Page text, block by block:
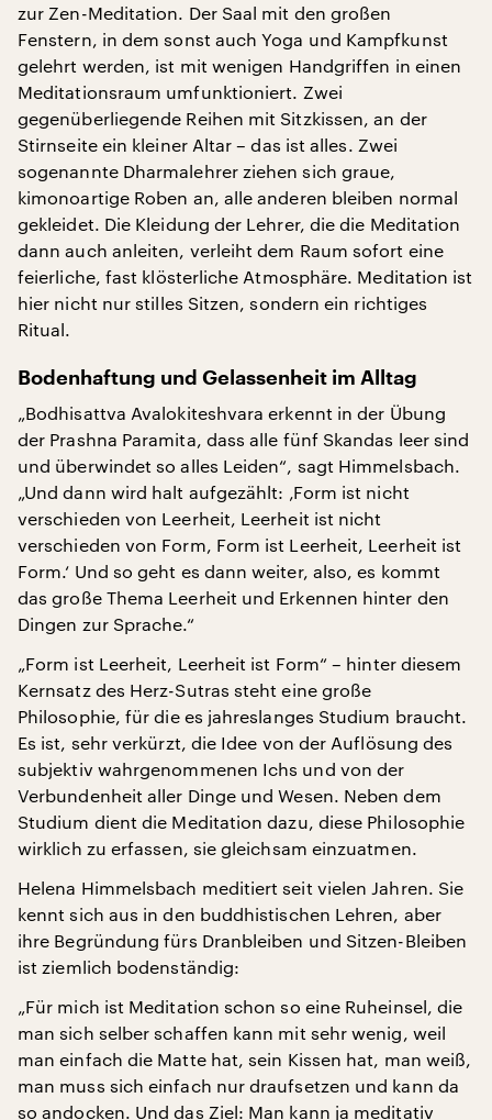
zur Zen-Meditation. Der Saal mit den großen
Fenstern, in dem sonst auch Yoga und Kampfkunst
gelehrt werden, ist mit wenigen Handgriffen in einen
Meditationsraum umfunktioniert. Zwei
gegenüberliegende Reihen mit Sitzkissen, an der
Stirnseite ein kleiner Altar – das ist alles. Zwei
sogenannte Dharmalehrer ziehen sich graue,
kimonoartige Roben an, alle anderen bleiben normal
gekleidet. Die Kleidung der Lehrer, die die Meditation
dann auch anleiten, verleiht dem Raum sofort eine
feierliche, fast klösterliche Atmosphäre. Meditation ist
hier nicht nur stilles Sitzen, sondern ein richtiges
Ritual.
Bodenhaftung und Gelassenheit im Alltag
„Bodhisattva Avalokiteshvara erkennt in der Übung
der Prashna Paramita, dass alle fünf Skandas leer sind
und überwindet so alles Leiden“, sagt Himmelsbach.
„Und dann wird halt aufgezählt: ‚Form ist nicht
verschieden von Leerheit, Leerheit ist nicht
verschieden von Form, Form ist Leerheit, Leerheit ist
Form.‘ Und so geht es dann weiter, also, es kommt
das große Thema Leerheit und Erkennen hinter den
Dingen zur Sprache.“
„Form ist Leerheit, Leerheit ist Form“ – hinter diesem
Kernsatz des Herz-Sutras steht eine große
Philosophie, für die es jahreslanges Studium braucht.
Es ist, sehr verkürzt, die Idee von der Auflösung des
subjektiv wahrgenommenen Ichs und von der
Verbundenheit aller Dinge und Wesen. Neben dem
Studium dient die Meditation dazu, diese Philosophie
wirklich zu erfassen, sie gleichsam einzuatmen.
Helena Himmelsbach meditiert seit vielen Jahren. Sie
kennt sich aus in den buddhistischen Lehren, aber
ihre Begründung fürs Dranbleiben und Sitzen-Bleiben
ist ziemlich bodenständig:
„Für mich ist Meditation schon so eine Ruheinsel, die
man sich selber schaffen kann mit sehr wenig, weil
man einfach die Matte hat, sein Kissen hat, man weiß,
man muss sich einfach nur draufsetzen und kann da
so andocken. Und das Ziel: Man kann ja meditativ